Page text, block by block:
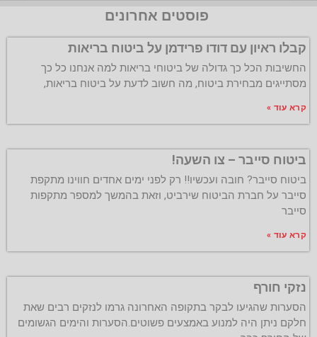
פוסטים אחרונים
קבלו ראיון עם דודו פרידמן על ביטוח בריאות
החשיבות הכל כך גדולה של ביטוחי בריאות למה אנחנו כל כך
מסתייגים מבחירת ביטוח, מה חשוב לדעת על ביטוח בריאות,
קרא עוד »
ביטוח סייבר – צו השעה!
ביטוח סייבר? חובה ועכשיו!! רק לפני ימים אחדים חווינו מתקפת
סייבר על חברת הביטוח שירביט, וזאת בהמשך למספר מתקפות
סייבר
קרא עוד »
נזקי חורף
הסערות שהגיעו לבקר בתקופה האחרונה גרמו לנזקים רבים שאת
חלקם ניתן היה למנוע באמצעים פשוטים.הסערות והימים הגשומים